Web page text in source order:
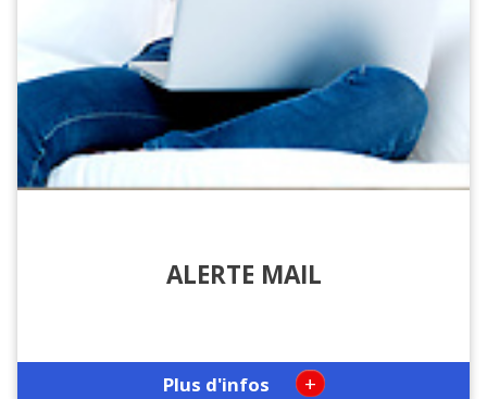
ALERTE MAIL
Plus d'infos +